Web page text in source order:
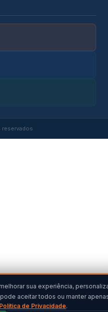
reservados
sua experiência,
aceitar todos ou manter
Política de Privacidade.